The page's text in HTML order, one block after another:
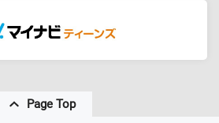
Page Top